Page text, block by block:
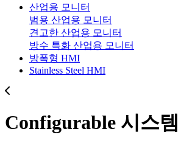
산업용 모니터
범용 산업용 모니터
견고한 산업용 모니터
방수 특화 산업용 모니터
방폭형 HMI
Stainless Steel HMI
Configurable 시스템